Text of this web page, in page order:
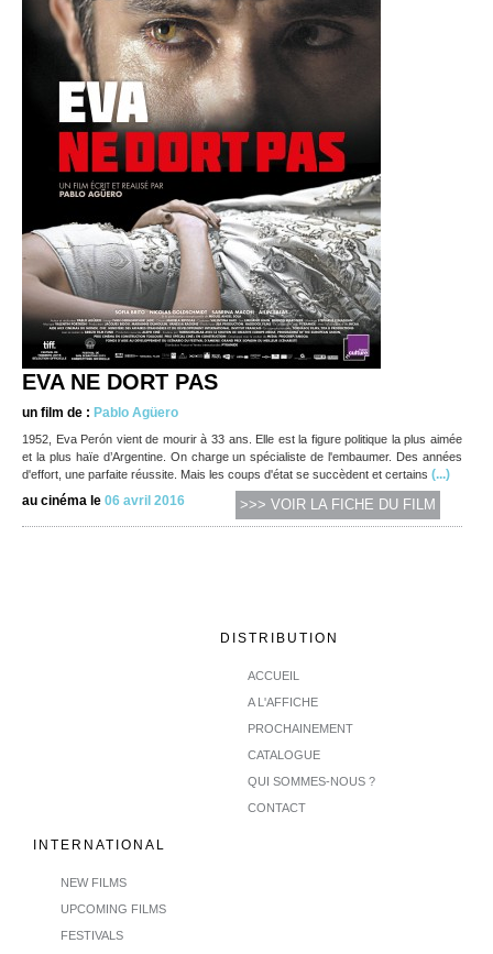
EVA NE DORT PAS
un film de : Pablo Agüero
1952, Eva Perón vient de mourir à 33 ans. Elle est la figure politique la plus aimée
et la plus haïe d’Argentine. On charge un spécialiste de l'embaumer. Des années
d'effort, une parfaite réussite. Mais les coups d'état se succèdent et certains (...)
au cinéma le 06 avril 2016 >>> VOIR LA FICHE DU FILM
DISTRIBUTION
ACCUEIL
A L'AFFICHE
PROCHAINEMENT
CATALOGUE
QUI SOMMES-NOUS ?
CONTACT
INTERNATIONAL
NEW FILMS
UPCOMING FILMS
FESTIVALS